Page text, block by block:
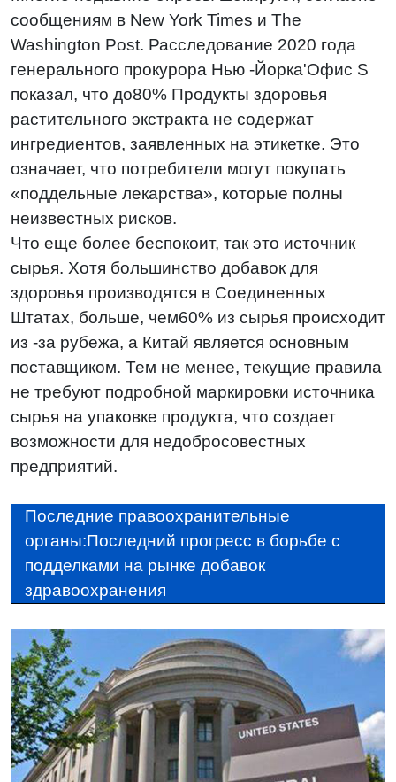
сообщениям в New York Times и The
Washington Post. Расследование 2020 года
генерального прокурора Нью -Йорка'Офис S
показал, что до80% Продукты здоровья
растительного экстракта не содержат
ингредиентов, заявленных на этикетке. Это
означает, что потребители могут покупать
«поддельные лекарства», которые полны
неизвестных рисков.
Что еще более беспокоит, так это источник
сырья. Хотя большинство добавок для
здоровья производятся в Соединенных
Штатах, больше, чем60% из сырья происходит
из -за рубежа, а Китай является основным
поставщиком. Тем не менее, текущие правила
не требуют подробной маркировки источника
сырья на упаковке продукта, что создает
возможности для недобросовестных
предприятий.
Последние правоохранительные
органы:Последний прогресс в борьбе с
подделками на рынке добавок
здравоохранения